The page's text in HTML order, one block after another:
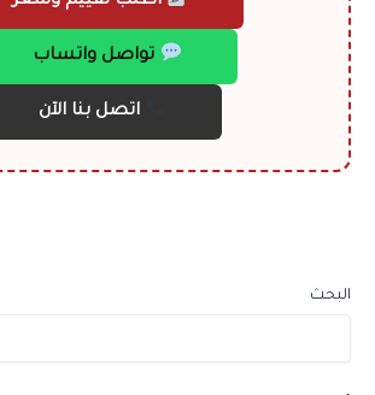
تواصل واتساب
اتصل بنا الآن
البحث